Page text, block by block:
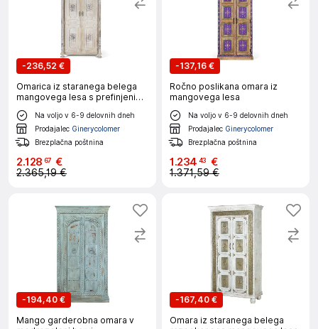
-236,52 €
Omarica iz staranega belega
mangovega lesa s prefinjenim
pridihom
Na voljo v 6-9 delovnih dneh
Prodajalec Ginerycolomer
Brezplačna poštnina
2.128 67 €
2.365,19 €
-137,16 €
Ročno poslikana omara iz
mangovega lesa
Na voljo v 6-9 delovnih dneh
Prodajalec Ginerycolomer
Brezplačna poštnina
1.234 43 €
1.371,59 €
-194,40 €
Mango garderobna omara v
-167,40 €
Omara iz staranega belega